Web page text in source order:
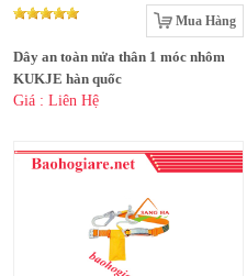
Mua Hàng
Dây an toàn nửa thân 1 móc nhôm
KUKJE hàn quốc
Giá : Liên Hệ